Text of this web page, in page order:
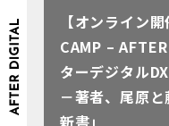
【オンライン
CAMP –
ターデジタル
－著者、尾原